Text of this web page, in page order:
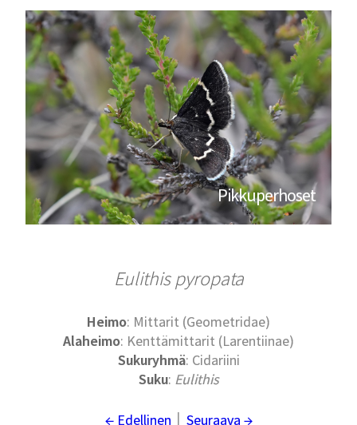
Pikkuperhoset
Eulithis pyropata
Heimo: Mittarit (Geometridae)
Alaheimo: Kenttämittarit (Larentiinae)
Sukuryhmä: Cidariini
Suku: Eulithis
← Edellinen Seuraava →